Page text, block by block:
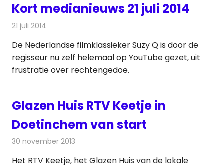
Kort medianieuws 21 juli 2014
21 juli 2014
De Nederlandse filmklassieker Suzy Q is door de
regisseur nu zelf helemaal op YouTube gezet, uit
frustratie over rechtengedoe.
Glazen Huis RTV Keetje in
Doetinchem van start
30 november 2013
Het RTV Keetje, het Glazen Huis van de lokale